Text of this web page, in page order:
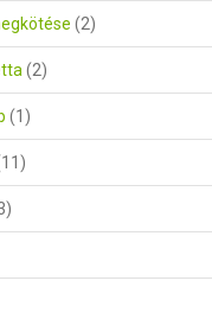
(2)
(2)
(1)